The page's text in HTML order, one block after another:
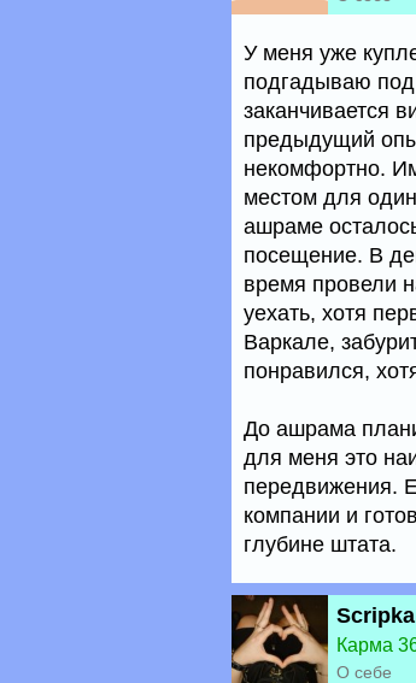
У меня уже
подгадываю под
заканчивается
предыдущий
некомфортно.
местом для
ашраме
посещение. В
время провели
уехать, хотя
Варкале,
понравился,
До ашрама
для меня это
передвижения.
компании и
глубине штата.
Scripka
Карма
О себе